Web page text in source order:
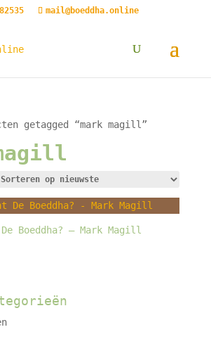
mail@boeddha.online
getagged “mark magill”
Boeddha? – Mark Magill